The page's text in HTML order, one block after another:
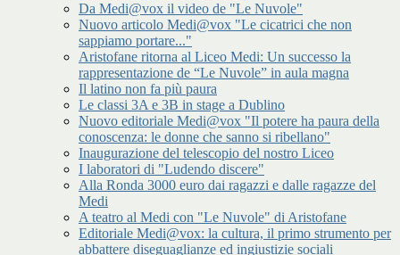
Da Medi@vox il video de "Le Nuvole"
Nuovo articolo Medi@vox "Le cicatrici che non
sappiamo portare..."
Aristofane ritorna al Liceo Medi: Un successo la
rappresentazione de “Le Nuvole” in aula magna
Il latino non fa più paura
Le classi 3A e 3B in stage a Dublino
Nuovo editoriale Medi@vox "Il potere ha paura della
conoscenza: le donne che sanno si ribellano"
Inaugurazione del telescopio del nostro Liceo
I laboratori di "Ludendo discere"
Alla Ronda 3000 euro dai ragazzi e dalle ragazze del
Medi
A teatro al Medi con "Le Nuvole" di Aristofane
Editoriale Medi@vox: la cultura, il primo strumento per
abbattere diseguaglianze ed ingiustizie sociali